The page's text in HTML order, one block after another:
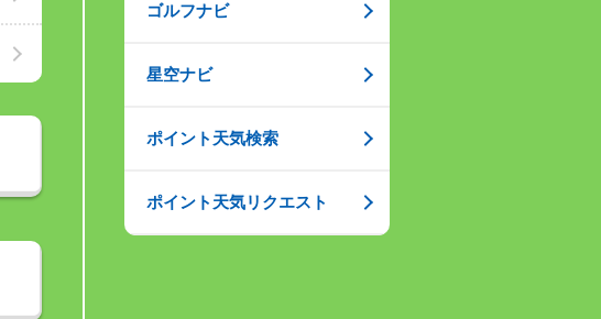
ゴルフナビ
星空ナビ
ポイント天気検索
ポイント天気リクエスト